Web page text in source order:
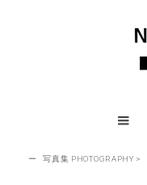
ー 写真集 PHOTOGRAPHY >